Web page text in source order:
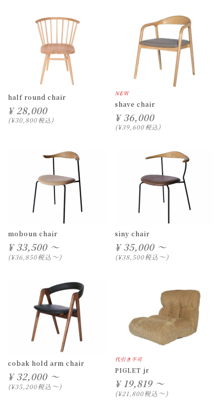
half round chair
¥ 28,000
¥30,800税込
NEW
shave chair
¥ 36,000
¥39,600税込
moboun chair
¥ 33,500 ～
¥36,850税込〜
siny chair
¥ 35,000 ～
¥38,500税込〜
cobak hold arm chair
¥ 32,000 ～
¥35,200税込〜
代引き不可
PIGLET jr
¥ 19,819 ～
¥21,800税込〜